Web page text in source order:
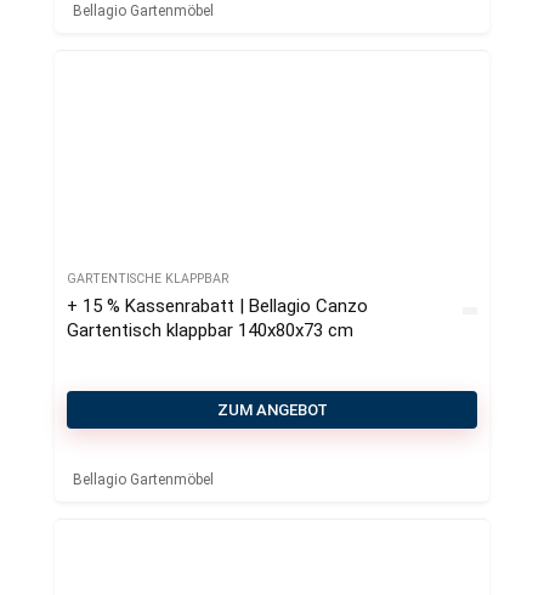
Bellagio Gartenmöbel
GARTENTISCHE KLAPPBAR
+ 15 % Kassenrabatt | Bellagio Canzo
Gartentisch klappbar 140x80x73 cm
ZUM ANGEBOT
Bellagio Gartenmöbel